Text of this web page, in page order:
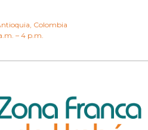
Colombia
– 4 p.m.